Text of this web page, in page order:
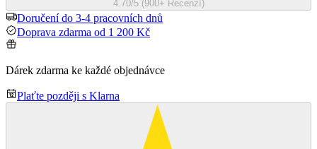
4.70/5 (900+ Recenzí)
Doručení do 3-4 pracovních dnů
Doprava zdarma od 1 200 Kč
Dárek zdarma ke každé objednávce
Plaťte později s Klarna